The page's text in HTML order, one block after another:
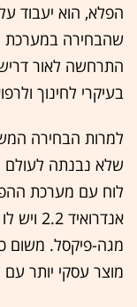
שהבחירה במערכת
התרחשה לאור
בעיקרי לחינוך
שלא נבנתה
מגה-פיקסל. משום
מוצר עסקי יותר עם